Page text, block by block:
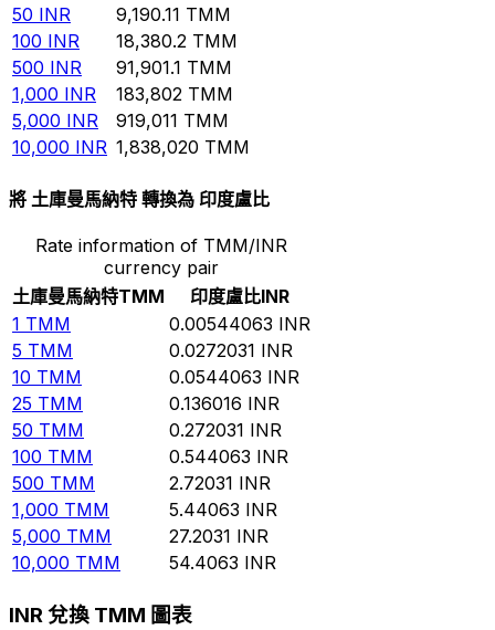
50 INR 9,190.11 TMM
100 INR 18,380.2 TMM
500 INR 91,901.1 TMM
1,000 INR 183,802 TMM
5,000 INR 919,011 TMM
10,000 INR 1,838,020 TMM
將 土庫曼馬納特 轉換為 印度盧比
Rate information of TMM/INR
currency pair
土庫曼馬納特TMM 印度盧比INR
1 TMM 0.00544063 INR
5 TMM 0.0272031 INR
10 TMM 0.0544063 INR
25 TMM 0.136016 INR
50 TMM 0.272031 INR
100 TMM 0.544063 INR
500 TMM 2.72031 INR
1,000 TMM 5.44063 INR
5,000 TMM 27.2031 INR
10,000 TMM 54.4063 INR
INR 兌換 TMM 圖表